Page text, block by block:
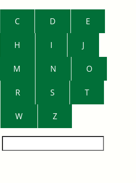
C D E
H I J
M N O
R S T
W Z